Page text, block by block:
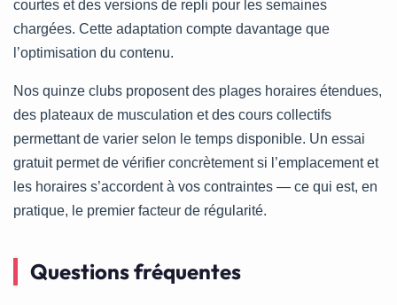
courtes et des versions de repli pour les semaines
chargées. Cette adaptation compte davantage que
l’optimisation du contenu.
Nos quinze clubs proposent des plages horaires étendues,
des plateaux de musculation et des cours collectifs
permettant de varier selon le temps disponible. Un essai
gratuit permet de vérifier concrètement si l’emplacement et
les horaires s’accordent à vos contraintes — ce qui est, en
pratique, le premier facteur de régularité.
Questions fréquentes